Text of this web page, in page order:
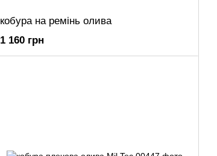
кобура на ремінь олива
1 160 грн